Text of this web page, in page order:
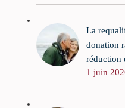
La
donation
réduction
1 juin